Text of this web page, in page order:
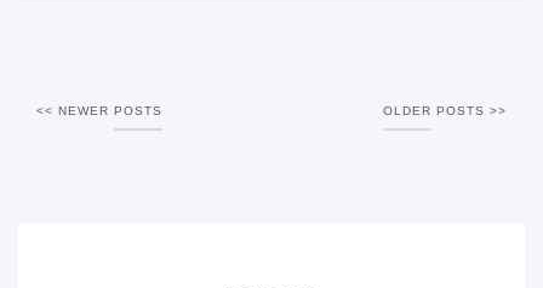
OLDER POSTS
NEWER POSTS